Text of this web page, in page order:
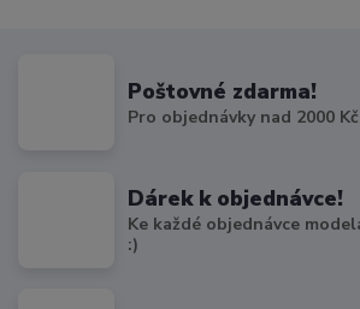
Poštovné zdarma!
Pro objednávky nad 2000
Dárek k objednávce!
Ke každé objednávce
:)